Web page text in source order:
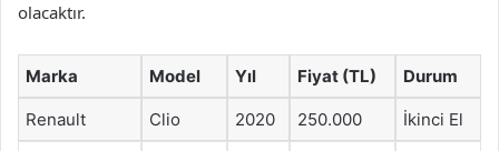
olacaktır.
Marka Model Yıl Fiyat (TL) Durum
Renault Clio 2020 250.000 İkinci El